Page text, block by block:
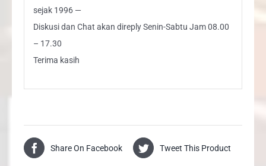
sejak 1996 —
Diskusi dan Chat akan direply Senin-Sabtu Jam 08.00
– 17.30
Terima kasih
Share On Facebook Tweet This Product